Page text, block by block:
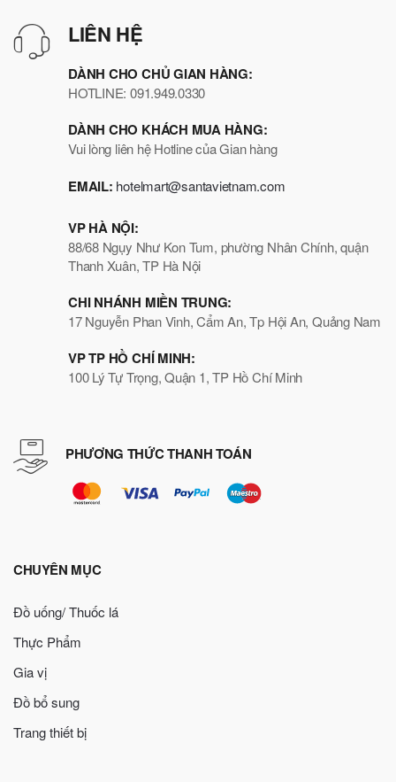
LIÊN HỆ
DÀNH CHO CHỦ GIAN HÀNG:
HOTLINE: 091.949.0330
DÀNH CHO KHÁCH MUA HÀNG:
Vui lòng liên hệ Hotline của Gian hàng
EMAIL: hotelmart@santavietnam.com
VP HÀ NỘI:
88/68 Ngụy Như Kon Tum, phường Nhân Chính, quận
Thanh Xuân, TP Hà Nội
CHI NHÁNH MIỀN TRUNG:
17 Nguyễn Phan Vinh, Cẩm An, Tp Hội An, Quảng Nam
VP TP HỒ CHÍ MINH:
100 Lý Tự Trọng, Quận 1, TP Hồ Chí Minh
PHƯƠNG THỨC THANH TOÁN
CHUYÊN MỤC
Đồ uống/ Thuốc lá
Thực Phẩm
Gia vị
Đồ bổ sung
Trang thiết bị